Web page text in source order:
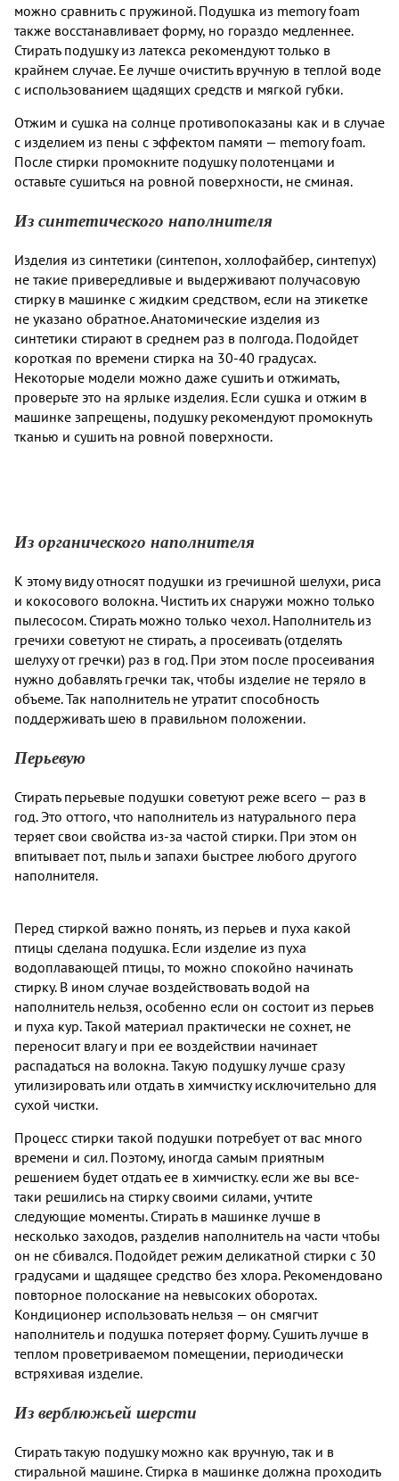
можно сравнить с пружиной. Подушка из memory foam
также восстанавливает форму, но гораздо медленнее.
Стирать подушку из латекса рекомендуют только в
крайнем случае. Ее лучше очистить вручную в теплой воде
с использованием щадящих средств и мягкой губки.
Отжим и сушка на солнце противопоказаны как и в случае
с изделием из пены с эффектом памяти — memory foam.
После стирки промокните подушку полотенцами и
оставьте сушиться на ровной поверхности, не сминая.
Из синтетического наполнителя
Изделия из синтетики (синтепон, холлофайбер, синтепух)
не такие привередливые и выдерживают получасовую
стирку в машинке с жидким средством, если на этикетке
не указано обратное. Анатомические изделия из
синтетики стирают в среднем раз в полгода. Подойдет
короткая по времени стирка на 30-40 градусах.
Некоторые модели можно даже сушить и отжимать,
проверьте это на ярлыке изделия. Если сушка и отжим в
машинке запрещены, подушку рекомендуют промокнуть
тканью и сушить на ровной поверхности.
Из органического наполнителя
К этому виду относят подушки из гречишной шелухи, риса
и кокосового волокна. Чистить их снаружи можно только
пылесосом. Стирать можно только чехол. Наполнитель из
гречихи советуют не стирать, а просеивать (отделять
шелуху от гречки) раз в год. При этом после просеивания
нужно добавлять гречки так, чтобы изделие не теряло в
объеме. Так наполнитель не утратит способность
поддерживать шею в правильном положении.
Перьевую
Стирать перьевые подушки советуют реже всего — раз в
год. Это оттого, что наполнитель из натурального пера
теряет свои свойства из-за частой стирки. При этом он
впитывает пот, пыль и запахи быстрее любого другого
наполнителя.
Перед стиркой важно понять, из перьев и пуха какой
птицы сделана подушка. Если изделие из пуха
водоплавающей птицы, то можно спокойно начинать
стирку. В ином случае воздействовать водой на
наполнитель нельзя, особенно если он состоит из перьев
и пуха кур. Такой материал практически не сохнет, не
переносит влагу и при ее воздействии начинает
распадаться на волокна. Такую подушку лучше сразу
утилизировать или отдать в химчистку исключительно для
сухой чистки.
Процесс стирки такой подушки потребует от вас много
времени и сил. Поэтому, иногда самым приятным
решением будет отдать ее в химчистку. если же вы все-
таки решились на стирку своими силами, учтите
следующие моменты. Стирать в машинке лучше в
несколько заходов, разделив наполнитель на части чтобы
он не сбивался. Подойдет режим деликатной стирки с 30
градусами и щадящее средство без хлора. Рекомендовано
повторное полоскание на невысоких оборотах.
Кондиционер использовать нельзя — он смягчит
наполнитель и подушка потеряет форму. Сушить лучше в
теплом проветриваемом помещении, периодически
встряхивая изделие.
Из верблюжьей шерсти
Стирать такую подушку можно как вручную, так и в
стиральной машине. Стирка в машинке должна проходить